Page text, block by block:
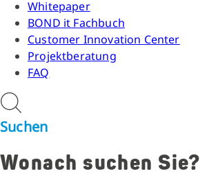
Whitepaper
BOND it Fachbuch
Customer Innovation Center
Projektberatung
FAQ
Suchen
Wonach suchen Sie?